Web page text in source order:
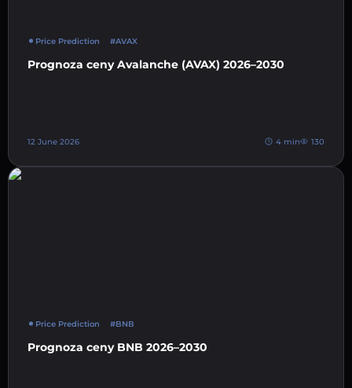
Price Prediction #AVAX
Prognoza ceny Avalanche (AVAX) 2026–2030
12 June 2026 4 min 130
Price Prediction #BNB
Prognoza ceny BNB 2026–2030